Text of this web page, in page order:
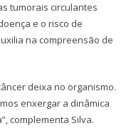
tumorais circulantes
e o risco de
na compreensão de
deixa no organismo.
enxergar a dinâmica
complementa Silva.